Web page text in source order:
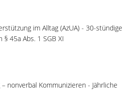
im Alltag (AzUA) - 30-stündige
§ 45a Abs. 1 SGB XI
nonverbal Kommunizieren - Jährliche